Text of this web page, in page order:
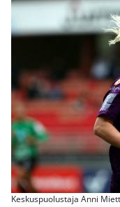
Keskuspuolustaja Anni